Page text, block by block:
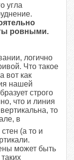
угла
ровными.
логично
Что такое
вот как
нашей
строго
что и линия
то
в
(а то и
может быть